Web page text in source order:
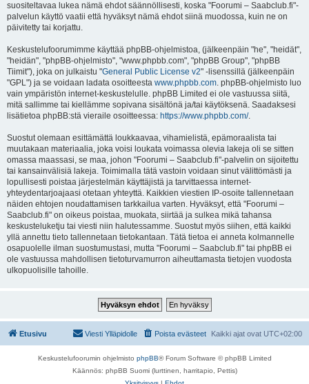
suositeltavaa lukea nämä ehdot säännöllisesti, koska "Foorumi – Saabclub.fi"-
palvelun käyttö vaatii että hyväksyt nämä ehdot siinä muodossa, kuin ne on
päivitetty tai korjattu.
Keskustelufoorumimme käyttää phpBB-ohjelmistoa, (jälkeenpäin "he", "heidät",
"heidän", "phpBB-ohjelmisto", "www.phpbb.com", "phpBB Group", "phpBB
Tiimit"), joka on julkaistu "General Public License v2" -lisenssillä (jälkeenpäin
"GPL") ja se voidaan ladata osoitteesta www.phpbb.com. phpBB-ohjelmisto luo
vain ympäristön internet-keskustelulle. phpBB Limited ei ole vastuussa siitä,
mitä sallimme tai kiellämme sopivana sisältönä ja/tai käytöksenä. Saadaksesi
lisätietoa phpBB:stä vieraile osoitteessa: https://www.phpbb.com/.
Suostut olemaan esittämättä loukkaavaa, vihamielistä, epämoraalista tai
muutakaan materiaalia, joka voisi loukata voimassa olevia lakeja oli se sitten
omassa maassasi, se maa, johon "Foorumi – Saabclub.fi"-palvelin on sijoitettu
tai kansainvälisiä lakeja. Toimimalla tätä vastoin voidaan sinut välittömästi ja
lopullisesti poistaa järjestelmän käyttäjistä ja tarvittaessa internet-
yhteydentarjoajaasi otetaan yhteyttä. Kaikkien viestien IP-osoite tallennetaan
näiden ehtojen noudattamisen tarkkailua varten. Hyväksyt, että "Foorumi –
Saabclub.fi" on oikeus poistaa, muokata, siirtää ja sulkea mikä tahansa
keskusteluketju tai viesti niin halutessamme. Suostut myös siihen, että kaikki
yllä annettu tieto tallennetaan tietokantaan. Tätä tietoa ei anneta kolmannelle
osapuolelle ilman suostumustasi, mutta "Foorumi – Saabclub.fi" tai phpBB ei
ole vastuussa mahdollisen tietoturvamurron aiheuttamasta tietojen vuodosta
ulkopuolisille tahoille.
Etusivu Kaikki ajat ovat UTC+02:00
Poista evästeet
Viesti Ylläpidolle
Keskustelufoorumin ohjelmisto phpBB® Forum Software © phpBB Limited
Käännös: phpBB Suomi (lurttinen, harritapio, Pettis)